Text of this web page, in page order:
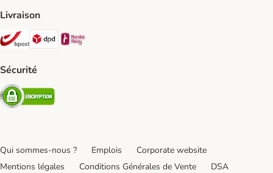
Livraison
Bpost Shipping Method
DPD Shipping Method
Sécurité
Security
Qui sommes-nous ? Emplois
Corporate website
Mentions légales
Conditions Générales de Vente
DSA